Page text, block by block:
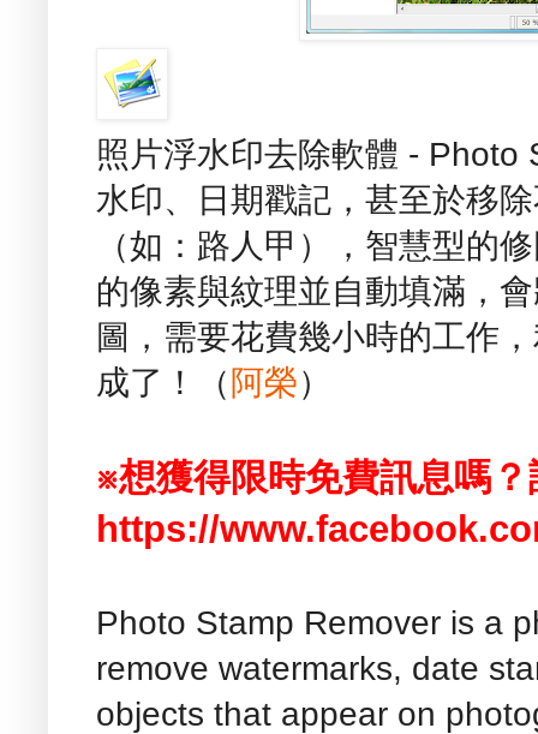
照片浮水印去除軟體 - Photo
水印、日期戳記，甚至於移
（如：路人甲），智慧型的
的像素與紋理並自動填滿，
圖，需要花費幾小時的工作
成了！（ 阿榮）
※想獲得限時免費訊息嗎
https://
Photo Stamp Remover is a
remove watermarks, date
objects that appear on